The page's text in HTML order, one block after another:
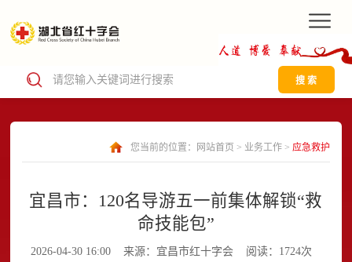
搜 索
您当前的位置： 网站首页 > 业务工作> 应急救护
宜昌市：120名导游五一前集体解锁“救
命技能包”
2026-04-30 16:00 来源：宜昌市红十字会
阅读：1724次